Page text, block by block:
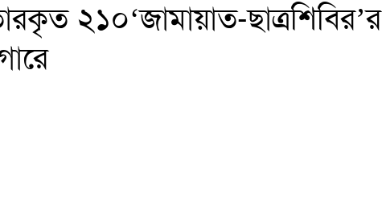
২১০‘জামায়াত-ছাত্রশিবির’র